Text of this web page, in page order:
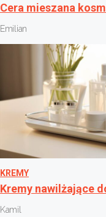
Cera mieszana
Emilian
KREMY
Kremy nawilżające
Kamil